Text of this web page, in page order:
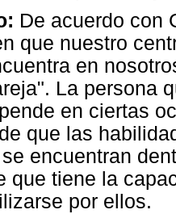
De acuerdo con
que nuestro
en
La persona
en ciertas
que las
encuentran
que tiene la
por ellos.